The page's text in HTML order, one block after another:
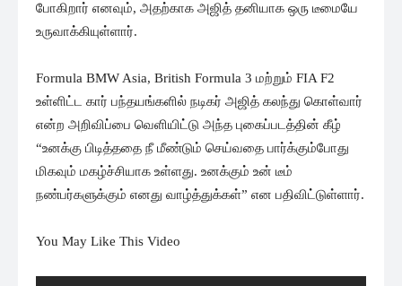
போகிறார் எனவும், அதற்காக அஜித் தனியாக ஒரு டீமையே
உருவாக்கியுள்ளார்.
Formula BMW Asia, British Formula 3 மற்றும் FIA F2
உள்ளிட்ட கார் பந்தயங்களில் நடிகர் அஜித் கலந்து கொள்வார்
என்ற அறிவிப்பை வெளியிட்டு அந்த புகைப்படத்தின் கீழ்
“உனக்கு பிடித்ததை நீ மீண்டும் செய்வதை பார்க்கும்போது
மிகவும் மகழ்ச்சியாக உள்ளது. உனக்கும் உன் டீம்
நண்பர்களுக்கும் எனது வாழ்த்துக்கள்” என பதிவிட்டுள்ளார்.
You May Like This Video